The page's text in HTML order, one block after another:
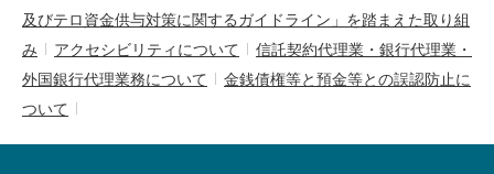
及びテロ資金供与対策に関するガイドライン」を踏まえた取り組
み
アクセシビリティについて
信託契約代理業・銀行代理業・
外国銀行代理業務について
金銭債権等と預金等との誤認防止に
ついて